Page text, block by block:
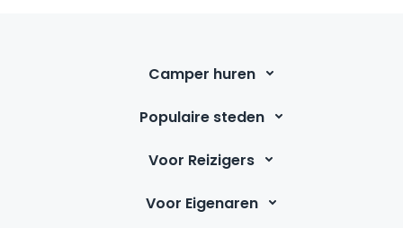
Camper huren
Populaire steden
Voor Reizigers
Voor Eigenaren